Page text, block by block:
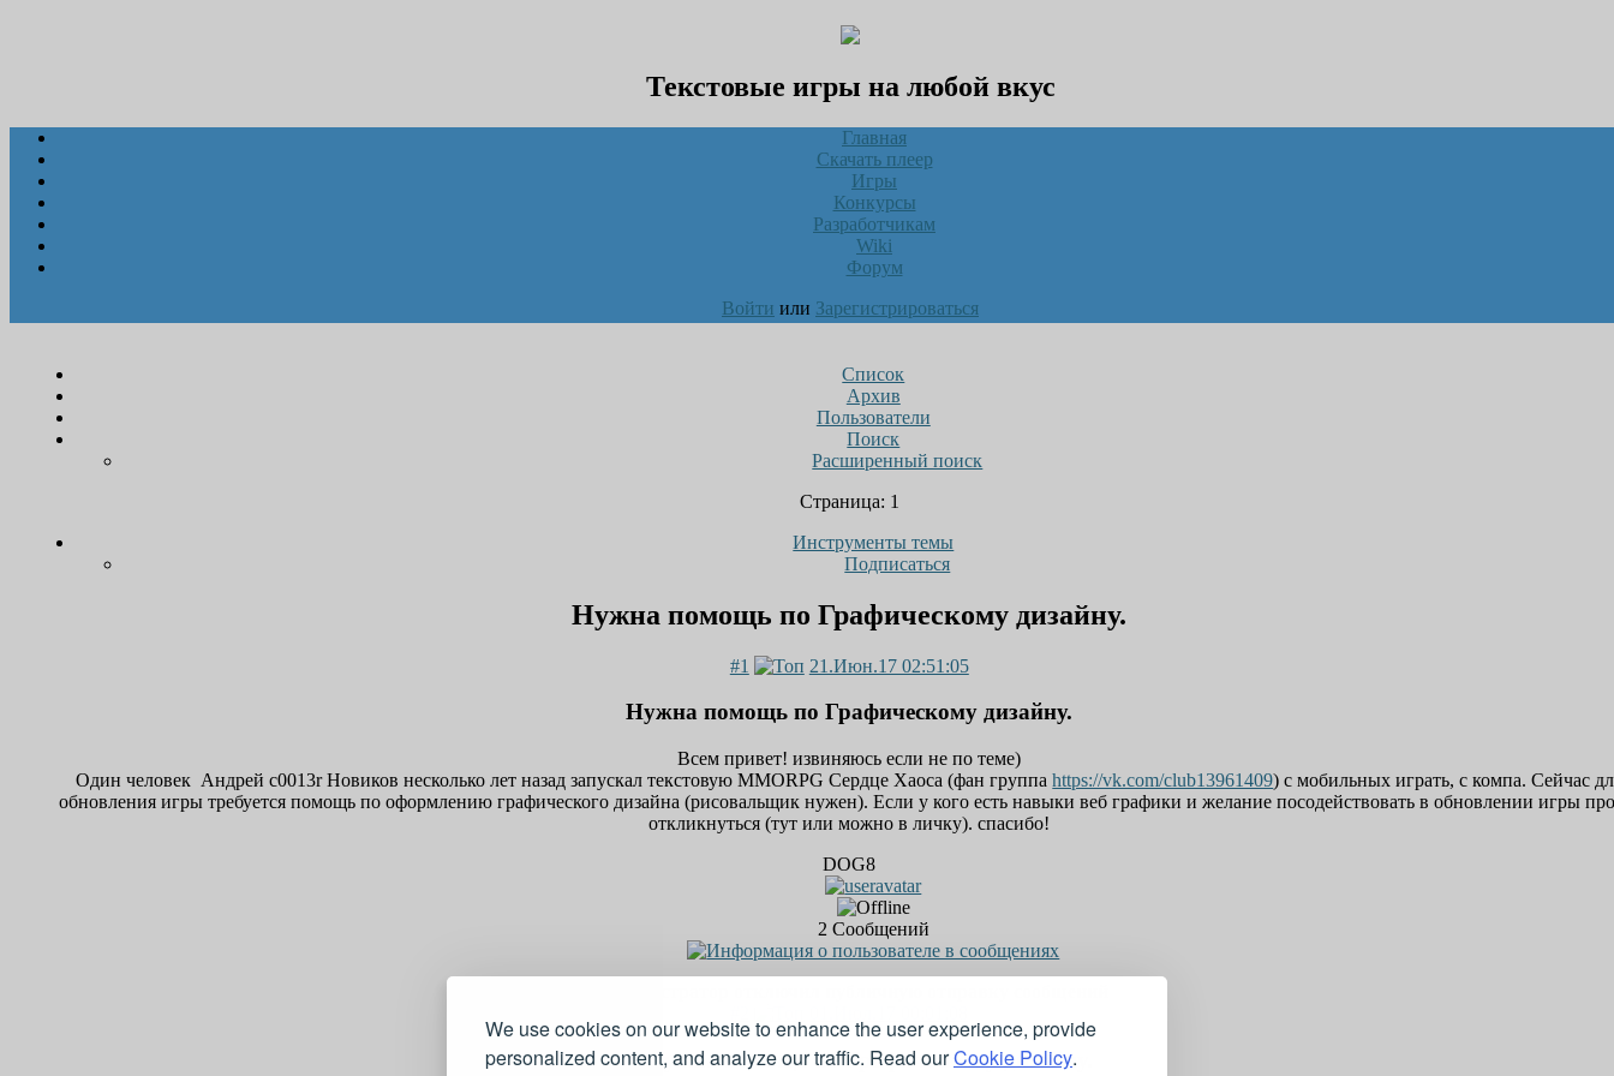
We use cookies on our website to enhance the user experience, provide
personalized content, and analyze our traffic. Read ourCookie Policy.
Текстовые игры на любой вкус
Главная
Скачать плеер
Игры
Конкурсы
Разработчикам
Wiki
Форум
Войти или Зарегистрироваться
Список
Архив
Пользователи
Поиск
Расширенный поиск
Страница: 1
Инструменты темы
Подписаться
Нужна помощь по Графическому дизайну.
#1 21.Июн.17 02:51:05
Нужна помощь по Графическому дизайну.
Всем привет! извиняюсь если не по теме)
Один человек Андрей c0013r Новиков несколько лет назад запускал текстовую MMORPG Сердце Хаоса (фан группаhttps://vk.com/club13961409) с мобильных играть, с компа. Сейчас
обновления игры требуется помощь по оформлению графического дизайна (рисовальщик нужен). Если у кого есть навыки веб графики и желание посодействовать в обновлении игры
откликнуться (тут или можно в личку). спасибо!
DOG8
2 Сообщений
Re: Нужна помощь по Графическому дизайну.